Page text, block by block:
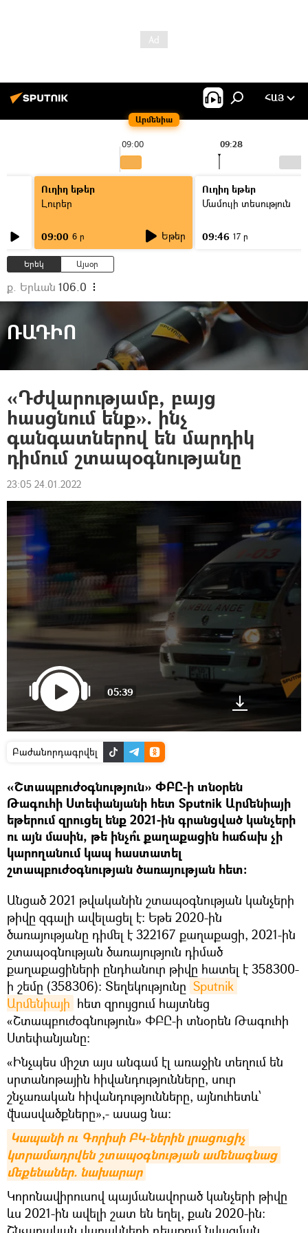
Արմենիա
ՀԱՅ
09:00 09:28
Ուղիղ եթեր
Լուրեր
09:00 6 ր Եթեր
Ուղիղ եթեր
Մամուլի տեսություն
09:46 17 ր
Երեկ Այսօր
ք. Երևան 106.0
ՌԱԴԻՈ
«Դժվարությամբ, բայց
հասցնում ենք». ինչ
գանգատներով են մարդիկ
դիմում շտապօգնությանը
23:05 24.01.2022
05:39
Բաժանորդագրվել
«Շտապբուժօգնություն» ՓԲԸ-ի տնօրեն
Թագուհի Ստեփանյանի հետ Sputnik Արմենիայի
եթերում զրուցել ենք 2021-ին գրանցված կանչերի
ու այն մասին, թե ինչո՞ւ քաղաքացին հաճախ չի
կարողանում կապ հաստատել
շտապբուժօգնության ծառայության հետ։
Անցած 2021 թվականին շտապօգնության կանչերի
թիվը զգալի ավելացել է։ Եթե 2020-ին
ծառայությանը դիմել է 322167 քաղաքացի, 2021-ին
շտապօգնության ծառայություն դիմած
քաղաքացիների ընդհանուր թիվը հատել է 358300-
ի շեմը (358306)։ Տեղեկությունը Sputnik
Արմենիայի հետ զրույցում հայտնեց
«Շտապբուժօգնություն» ՓԲԸ-ի տնօրեն Թագուհի
Ստեփանյանը։
«Ինչպես միշտ այս անգամ էլ առաջին տեղում են
սրտանոթային հիվանդությունները, սուր
շնչառական հիվանդությունները, այնուհետև՝
վնասվածքները»,- ասաց նա։
Կապանի ու Գորիսի ԲԿ-ներին լրացուցիչ
կտրամադրվեն շտապօգնության ամենագնաց
մեքենաներ. նախարար
Կորոնավիրուսով պայմանավորած կանչերի թիվը
ևս 2021-ին ավելի շատ են եղել, քան 2020-ին։